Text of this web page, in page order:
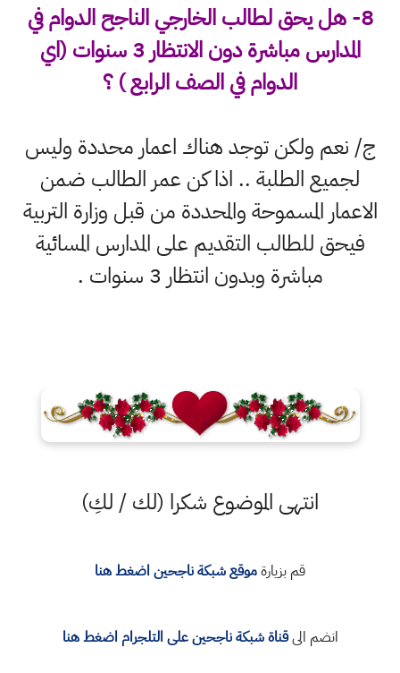
8- هل يحق لطالب الخارجي الناجح الدوام في
المدارس مباشرة دون الانتظار 3 سنوات (اي
الدوام في الصف الرابع ) ؟
ج/ نعم ولكن توجد هناك اعمار محددة وليس
لجميع الطلبة .. اذا كن عمر الطالب ضمن
الاعمار المسموحة والمحددة من قبل وزارة التربية
فيحق للطالب التقديم على المدارس المسائية
مباشرة وبدون انتظار 3 سنوات .
انتهى الموضوع شكرا (لك / لكِ)
قم بزيارةموقع شبكة ناجحين اضغط هنا
انضم الىقناة شبكة ناجحين على التلجرام اضغط هنا